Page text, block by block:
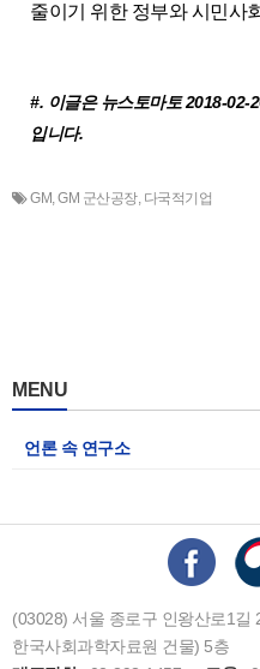
줄이기 위한 정부와 시민사
#. 이글은 뉴스토마토2018-02-
입니다.
GM,GM 군산공장, 다국적기업
MENU
언론 속 연구소
(03028) 서울 종로구 인왕산로1길
한국사회과학자료원 건물) 5층